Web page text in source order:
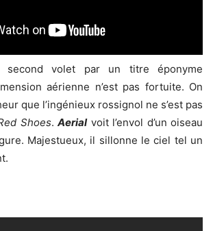
second volet par un titre éponyme
aérienne n’est pas fortuite. On
que l’ingénieux rossignol ne s’est pas
Shoes.Aerialvoit l’envol d’un oiseau
Majestueux, il sillonne le ciel tel un